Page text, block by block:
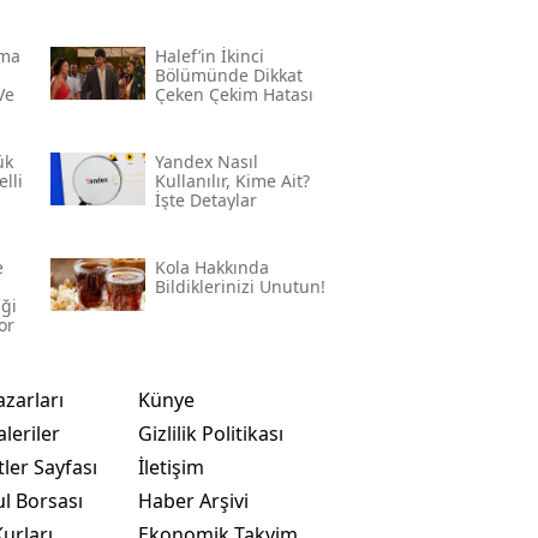
Halef’in İkinci
Bölümünde Dikkat
Çeken Çekim Hatası
Yandex Nasıl
Kullanılır, Kime Ait?
İşte Detaylar
Kola Hakkında
Bildiklerinizi Unutun!
Sayfası
Borsası
Künye
Gizlilik Politikası
İletişim
Haber Arşivi